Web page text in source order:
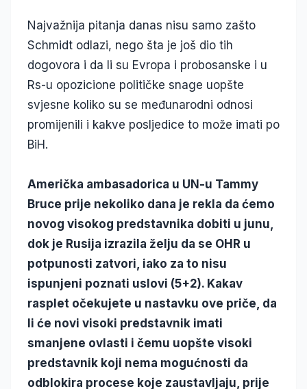
Najvažnija pitanja danas nisu samo zašto
Schmidt odlazi, nego šta je još dio tih
dogovora i da li su Evropa i probosanske i u
Rs-u opozicione političke snage uopšte
svjesne koliko su se međunarodni odnosi
promijenili i kakve posljedice to može imati po
BiH.
Američka ambasadorica u UN-u Tammy
Bruce prije nekoliko dana je rekla da ćemo
novog visokog predstavnika dobiti u junu,
dok je Rusija izrazila želju da se OHR u
potpunosti zatvori, iako za to nisu
ispunjeni poznati uslovi (5+2). Kakav
rasplet očekujete u nastavku ove priče, da
li će novi visoki predstavnik imati
smanjene ovlasti i čemu uopšte visoki
predstavnik koji nema mogućnosti da
odblokira procese koje zaustavljaju, prije